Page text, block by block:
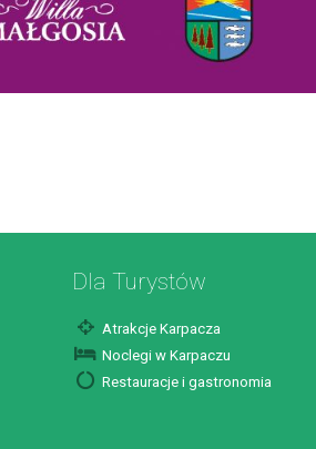
Dla Turystów
Atrakcje Karpacza
Noclegi w Karpaczu
Restauracje i gastronomia